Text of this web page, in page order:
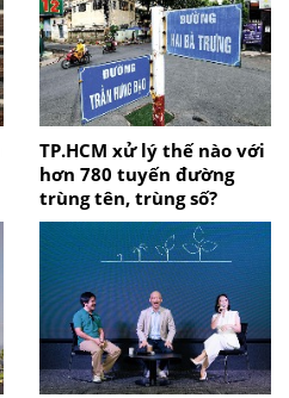
TP.HCM xử lý thế nào với
hơn 780 tuyến đường
trùng tên, trùng số?